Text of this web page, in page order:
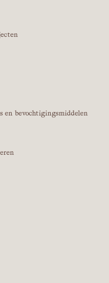
en bevochtigingsmiddelen